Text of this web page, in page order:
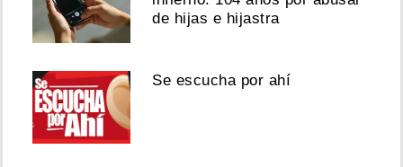
de hijas e hijastra
Se escucha por ahí